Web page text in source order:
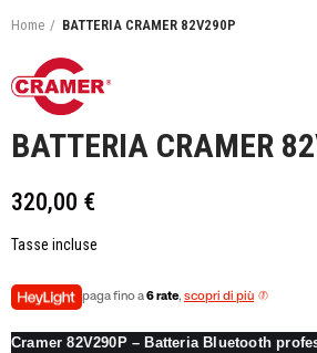
Home BATTERIA CRAMER 82V290P
BATTERIA CRAMER
320,00 €
Tasse incluse
paga fino a6 rate, scopri di più
Cramer 82V290P – Batteria Bluetooth